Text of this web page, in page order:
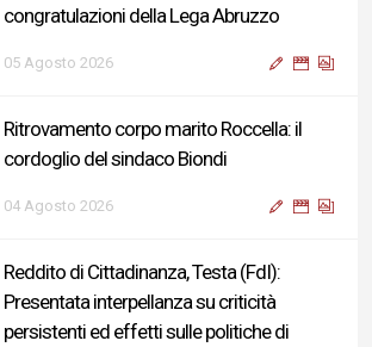
congratulazioni della Lega Abruzzo
05 Agosto 2026
Ritrovamento corpo marito Roccella: il
cordoglio del sindaco Biondi
04 Agosto 2026
Reddito di Cittadinanza, Testa (FdI):
Presentata interpellanza su criticità
persistenti ed effetti sulle politiche di